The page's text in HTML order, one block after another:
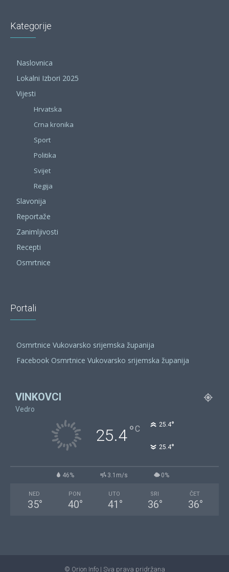
Kategorije
Naslovnica
Lokalni Izbori 2025
Vijesti
Hrvatska
Crna kronika
Sport
Politika
Svijet
Regija
Slavonija
Reportaže
Zanimljivosti
Recepti
Osmrtnice
Portali
Osmrtnice Vukovarsko srijemska županija
Facebook Osmrtnice Vukovarsko srijemska županija
VINKOVCI
Vedro
25.4°C 25.4°
25.4°
46% 3.1m/s 0%
NED
35°
PON
40°
UTO
41 °
SRI
36°
ČET
36°
© Orion Info | Sva prava pridržana